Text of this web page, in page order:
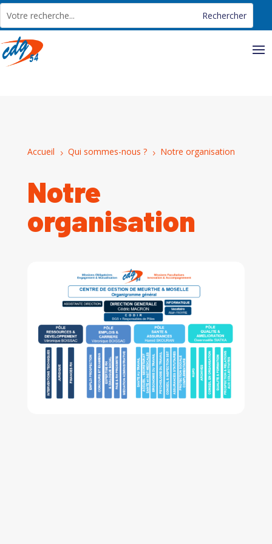
Accueil 5 Qui sommes-nous ? 5 Notre organisation
Notre
organisation
Panneau de gestion des cookies